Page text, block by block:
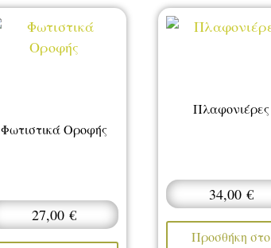
Φωτιστικά Οροφής
27,00 €
Πλαφονιέρες
34,00 €
Προσθήκη στο